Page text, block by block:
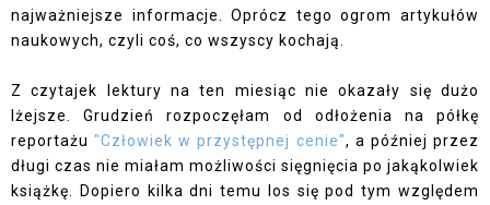
najważniejsze informacje. Oprócz tego ogrom artykułów
naukowych, czyli coś, co wszyscy kochają.
Z czytajek lektury na ten miesiąc nie okazały się dużo
lżejsze. Grudzień rozpoczęłam od odłożenia na półkę
reportażu"Człowiek w przystępnej cenie", a później przez
długi czas nie miałam możliwości sięgnięcia po jakąkolwiek
książkę. Dopiero kilka dni temu los się pod tym względem